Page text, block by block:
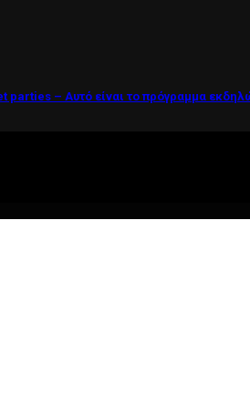
parties – Αυτό είναι το πρόγραμμα